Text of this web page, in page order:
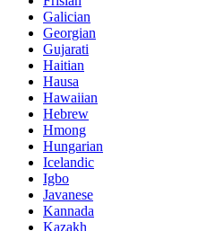
Galician
Georgian
Gujarati
Haitian
Hausa
Hawaiian
Hebrew
Hmong
Hungarian
Icelandic
Igbo
Javanese
Kannada
Kazakh